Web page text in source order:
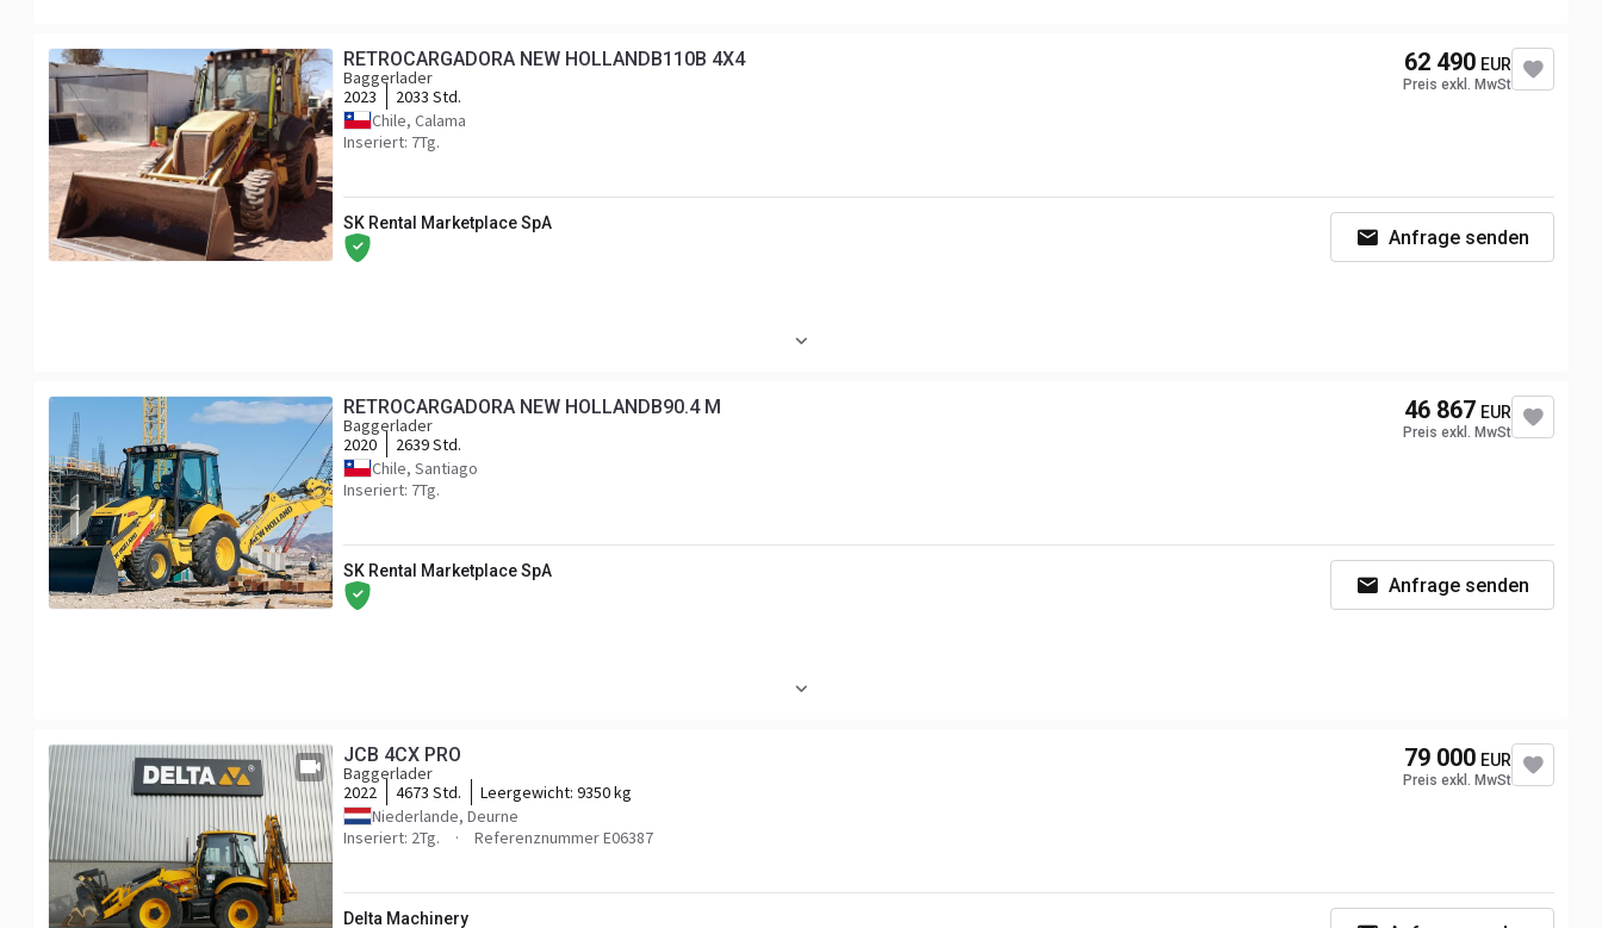
Motor/Antrieb
Motor NEW HOLLAND
Kabine
Klimaanlage
RETROCARGADORA NEW HOLLANDB110B 4X4
Baggerlader
2023
2033 Std.
Chile, Calama
Inseriert: 7Tg.
62 490 EUR
Preis exkl. MwSt
SK Rental Marketplace SpA
Anfrage senden
RETROCARGADORA NEW HOLLANDB90.4 M
Baggerlader
2020
2639 Std.
Chile, Santiago
Inseriert: 7Tg.
46 867 EUR
Preis exkl. MwSt
SK Rental Marketplace SpA
Anfrage senden
JCB 4CX PRO
Baggerlader
2022
4673 Std. Leergewicht: 9350 kg
Niederlande, Deurne
Inseriert: 2Tg.
Referenznummer E06387
79 000 EUR
Preis exkl. MwSt
Delta Machinery